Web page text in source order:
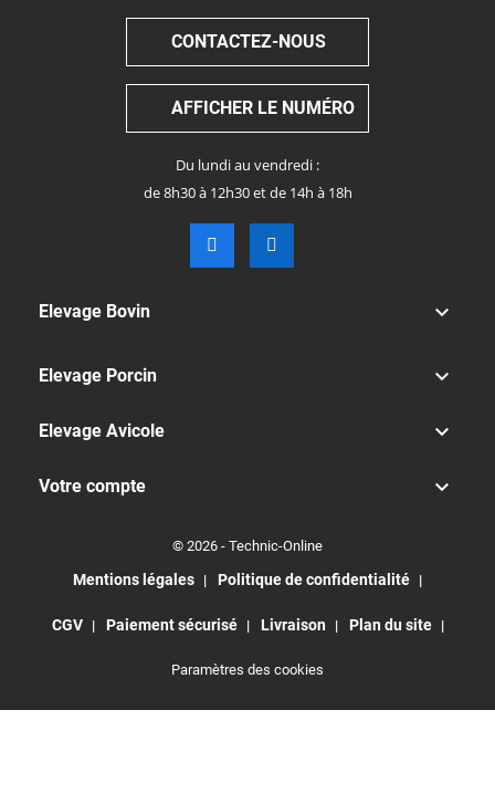
CONTACTEZ-NOUS
AFFICHER LE NUMÉRO
Du lundi au vendredi :
de 8h30 à 12h30 et de 14h à 18h
Elevage Bovin 
Elevage Porcin 
Elevage Avicole 
Votre compte 
© 2026 - Technic-Online
Mentions légales Politique de confidentialité
CGV Paiement sécurisé Livraison Plan du site
Paramètres des cookies